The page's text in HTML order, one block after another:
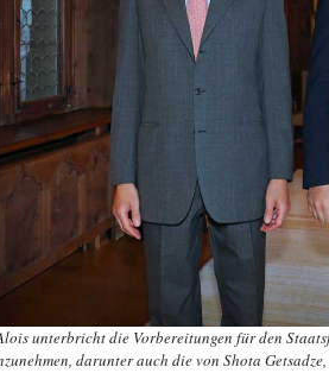
unterbricht die Vorbereitungen für den
darunter auch die von Shota